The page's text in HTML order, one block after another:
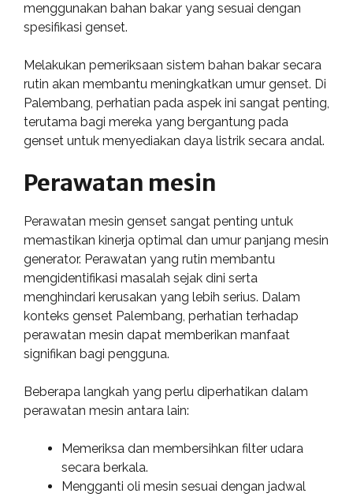
menggunakan bahan bakar yang sesuai dengan
spesifikasi genset.
Melakukan pemeriksaan sistem bahan bakar secara
rutin akan membantu meningkatkan umur genset. Di
Palembang, perhatian pada aspek ini sangat penting,
terutama bagi mereka yang bergantung pada
genset untuk menyediakan daya listrik secara andal.
Perawatan mesin
Perawatan mesin genset sangat penting untuk
memastikan kinerja optimal dan umur panjang mesin
generator. Perawatan yang rutin membantu
mengidentifikasi masalah sejak dini serta
menghindari kerusakan yang lebih serius. Dalam
konteks genset Palembang, perhatian terhadap
perawatan mesin dapat memberikan manfaat
signifikan bagi pengguna.
Beberapa langkah yang perlu diperhatikan dalam
perawatan mesin antara lain:
Memeriksa dan membersihkan filter udara
secara berkala.
Mengganti oli mesin sesuai dengan jadwal